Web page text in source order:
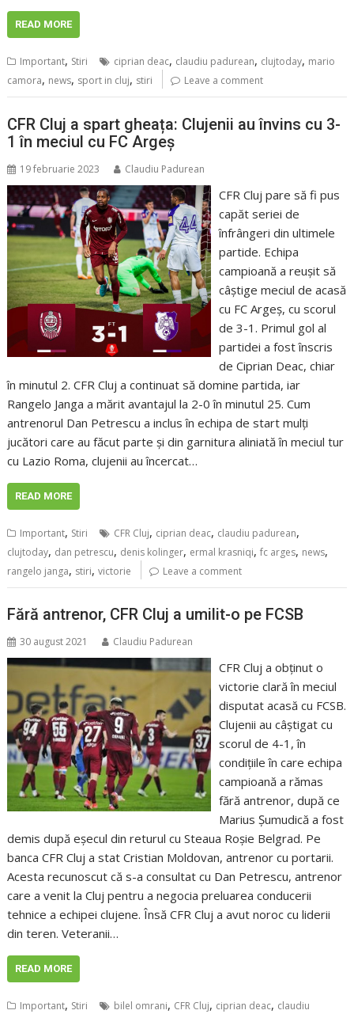
READ MORE
Important, Stiri ciprian deac, claudiu padurean, clujtoday, mario
camora, news, sport in cluj, stiri Leave a comment
CFR Cluj a spart gheața: Clujenii au învins cu 3-
1 în meciul cu FC Argeș
19 februarie 2023 Claudiu Padurean
CFR Cluj pare să fi pus
capăt seriei de
înfrângeri din ultimele
partide. Echipa
campioană a reușit să
câștige meciul de acasă
cu FC Argeș, cu scorul
de 3-1. Primul gol al
partidei a fost înscris
de Ciprian Deac, chiar
în minutul 2. CFR Cluj a continuat să domine partida, iar
Rangelo Janga a mărit avantajul la 2-0 în minutul 25. Cum
antrenorul Dan Petrescu a inclus în echipa de start mulți
jucători care au făcut parte și din garnitura aliniată în meciul tur
cu Lazio Roma, clujenii au încercat…
READ MORE
Important, Stiri CFR Cluj, ciprian deac, claudiu padurean,
clujtoday, dan petrescu, denis kolinger, ermal krasniqi,fc arges, news,
rangelo janga, stiri,victorie Leave a comment
Fără antrenor, CFR Cluj a umilit-o pe FCSB
30 august 2021 Claudiu Padurean
CFR Cluj a obținut o
victorie clară în meciul
disputat acasă cu FCSB.
Clujenii au câștigat cu
scorul de 4-1, în
condițiile în care echipa
campioană a rămas
fără antrenor, după ce
Marius Șumudică a fost
demis după eșecul din returul cu Steaua Roșie Belgrad. Pe
banca CFR Cluj a stat Cristian Moldovan, antrenor cu portarii.
Acesta recunoscut că s-a consultat cu Dan Petrescu, antrenor
care a venit la Cluj pentru a negocia preluarea conducerii
tehnice a echipei clujene. Însă CFR Cluj a avut noroc cu liderii
din teren. Veteranii…
READ MORE
Important, Stiri bilel omrani, CFR Cluj, ciprian deac, claudiu